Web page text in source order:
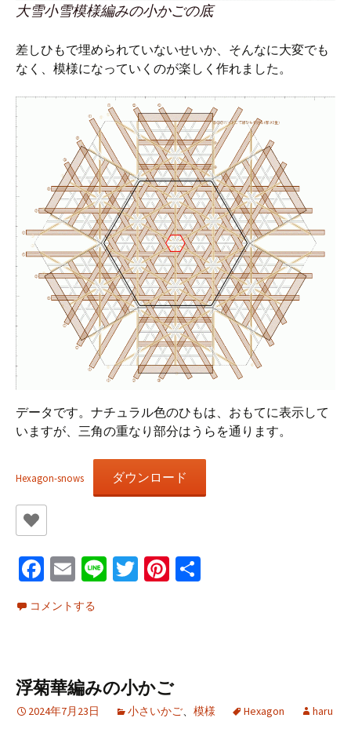
大雪小雪模様編みの小かごの底
差しひもで埋められていないせいか、そんなに大変でも
なく、模様になっていくのが楽しく作れました。
データです。ナチュラル色のひもは、おもてに表示して
いますが、三角の重なり部分はうらを通ります。
Hexagon-snows ダウンロード
Fa
ce
b
k
E
m
ai
Li T
Pi
コメントする
浮菊華編みの小かご
2024年7月23日 小さいかご、 模様 Hexagon haru